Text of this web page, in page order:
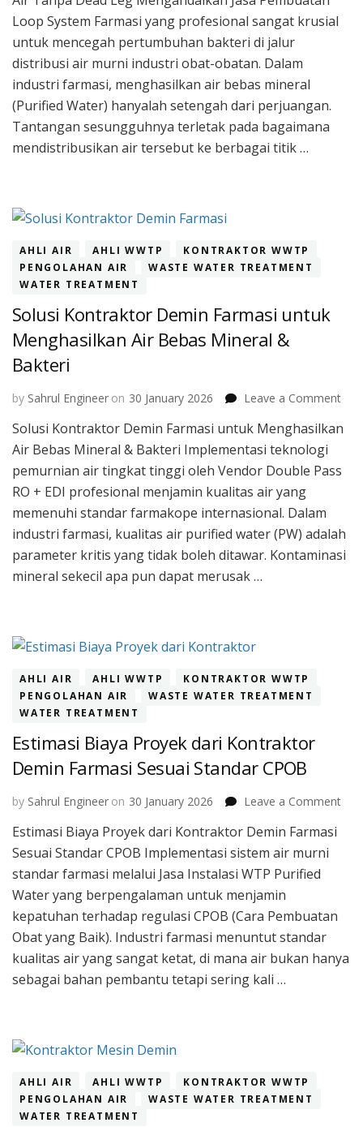
Loop System Farmasi yang profesional sangat krusial
untuk mencegah pertumbuhan bakteri di jalur
distribusi air murni industri obat-obatan. Dalam
industri farmasi, menghasilkan air bebas mineral
(Purified Water) hanyalah setengah dari perjuangan.
Tantangan sesungguhnya terletak pada bagaimana
mendistribusikan air tersebut ke berbagai titik …
AHLI AIR AHLI WWTP
KONTRAKTOR WWTP
PENGOLAHAN AIR
WASTE WATER TREATMENT
WATER TREATMENT
Solusi Kontraktor Demin Farmasi untuk
Menghasilkan Air Bebas Mineral &
Bakteri
by Sahrul Engineer on 30 January 2026 Leave a Commenton
Solusi Kontraktor Demin Farmasi untuk Menghasilkan
Air Bebas Mineral & Bakteri Implementasi teknologi
pemurnian air tingkat tinggi oleh Vendor Double Pass
RO + EDI profesional menjamin kualitas air yang
memenuhi standar farmakope internasional. Dalam
industri farmasi, kualitas air purified water (PW) adalah
parameter kritis yang tidak boleh ditawar. Kontaminasi
mineral sekecil apa pun dapat merusak …
AHLI AIR AHLI WWTP
KONTRAKTOR WWTP
PENGOLAHAN AIR
WASTE WATER TREATMENT
WATER TREATMENT
Estimasi Biaya Proyek dari Kontraktor
Demin Farmasi Sesuai Standar CPOB
by Sahrul Engineer on 30 January 2026 Leave a Commenton
Estimasi Biaya Proyek dari Kontraktor Demin Farmasi
Sesuai Standar CPOB Implementasi sistem air murni
standar farmasi melalui Jasa Instalasi WTP Purified
Water yang berpengalaman untuk menjamin
kepatuhan terhadap regulasi CPOB (Cara Pembuatan
Obat yang Baik). Industri farmasi menuntut standar
kualitas air yang sangat ketat, di mana air bukan hanya
sebagai bahan pembantu tetapi sering kali …
AHLI AIR AHLI WWTP
KONTRAKTOR WWTP
PENGOLAHAN AIR
WASTE WATER TREATMENT
WATER TREATMENT